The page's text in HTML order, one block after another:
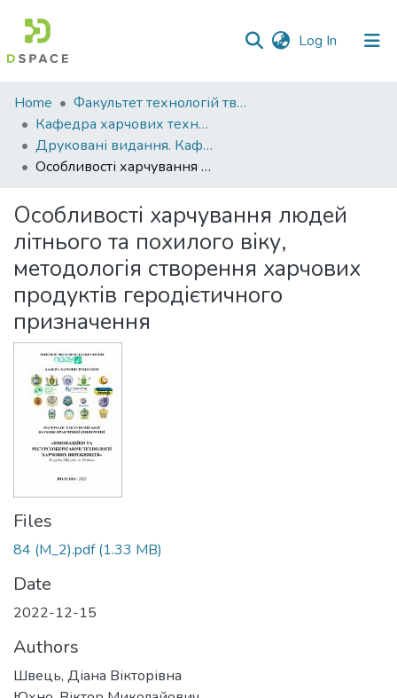
Log In (current)
Communities
&
Collections
Statistics
Home
Факультет технологій тваринництва та продовольства
Кафедра харчових технологій
Друковані видання. Кафедра харчових технологій
Особливості харчування людей літнього та похилого віку, методологія створення харчових продуктів геродієтичного призначення
Особливості харчування людей
літнього та похилого віку,
методологія створення харчових
продуктів геродієтичного
призначення
Files
84 (М_2).pdf(1.33 MB)
Date
2022-12-15
Authors
Швець, Діана Вікторівна